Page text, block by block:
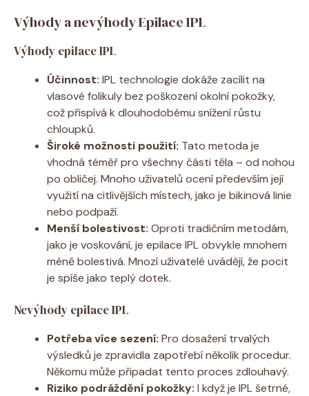
Výhody a nevýhody Epilace IPL
Výhody epilace IPL
Účinnost: IPL technologie dokáže zacílit na
vlasové folikuly bez poškození okolní pokožky,
což přispívá k dlouhodobému snížení růstu
chloupků.
Široké možnosti použití: Tato metoda je
vhodná téměř pro všechny části těla – od nohou
po obličej. Mnoho uživatelů ocení především její
využití na citlivějších místech, jako je bikinová linie
nebo podpaží.
Menší bolestivost: Oproti tradičním metodám,
jako je voskování, je epilace IPL obvykle mnohem
méně bolestivá. Mnozí uživatelé uvádějí, že pocit
je spíše jako teplý dotek.
Nevýhody epilace IPL
Potřeba více sezení: Pro dosažení trvalých
výsledků je zpravidla zapotřebí několik procedur.
Někomu může připadat tento proces zdlouhavý.
Riziko podráždění pokožky: I když je IPL šetrné,